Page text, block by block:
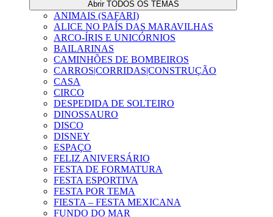
Abrir TODOS OS TEMAS
ANIMAIS (SAFARI)
ALICE NO PAÍS DAS MARAVILHAS
ARCO-ÍRIS E UNICÓRNIOS
BAILARINAS
CAMINHÕES DE BOMBEIROS
CARROS|CORRIDAS|CONSTRUÇÃO
CASA
CIRCO
DESPEDIDA DE SOLTEIRO
DINOSSAURO
DISCO
DISNEY
ESPAÇO
FELIZ ANIVERSÁRIO
FESTA DE FORMATURA
FESTA ESPORTIVA
FESTA POR TEMA
FIESTA – FESTA MEXICANA
FUNDO DO MAR